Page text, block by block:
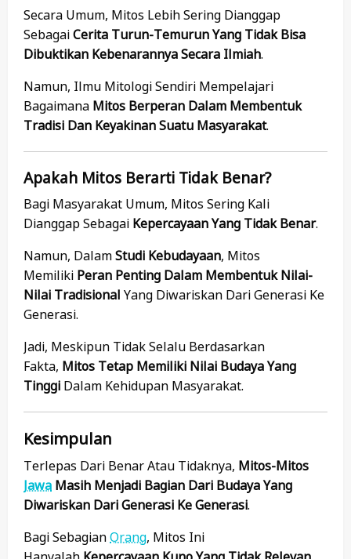
Secara Umum, Mitos Lebih Sering Dianggap
SebagaiCerita Turun-Temurun Yang Tidak Bisa
Dibuktikan Kebenarannya Secara Ilmiah.
Namun, Ilmu Mitologi Sendiri Mempelajari
Bagaimana Mitos Berperan Dalam Membentuk
Tradisi Dan Keyakinan Suatu Masyarakat.
Apakah Mitos Berarti Tidak Benar?
Bagi Masyarakat Umum, Mitos Sering Kali
Dianggap Sebagai Kepercayaan Yang Tidak Benar.
Namun, DalamStudi Kebudayaan, Mitos
Memiliki Peran Penting Dalam Membentuk Nilai-
Nilai Tradisional Yang Diwariskan Dari Generasi Ke
Generasi.
Jadi, Meskipun Tidak Selalu Berdasarkan
Fakta, Mitos Tetap Memiliki Nilai Budaya Yang
Tinggi Dalam Kehidupan Masyarakat.
Kesimpulan
Terlepas Dari Benar Atau Tidaknya, Mitos-Mitos
Jawa Masih Menjadi Bagian Dari Budaya Yang
Diwariskan Dari Generasi Ke Generasi.
Bagi SebagianOrang, Mitos Ini